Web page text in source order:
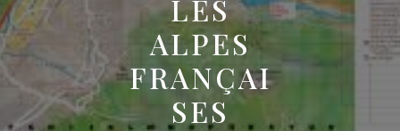
LES
ALPES
FRANÇAI
SES